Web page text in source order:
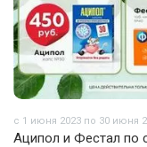
с 1 июня 2023 по 30 июня
Аципол и Фестал по